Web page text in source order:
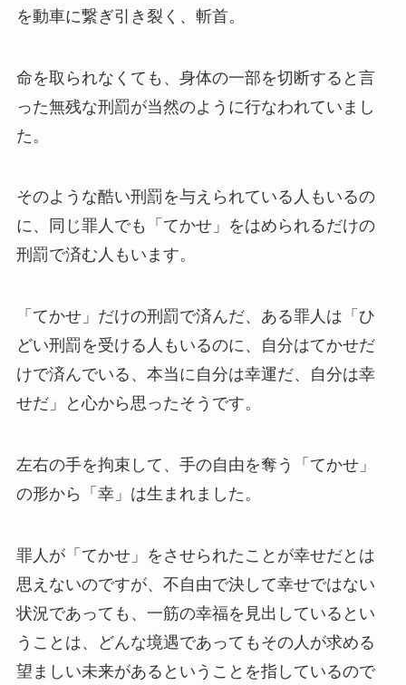
を動車に繋ぎ引き裂く、斬首。
命を取られなくても、身体の一部を切断すると言
った無残な刑罰が当然のように行なわれていまし
た。
そのような酷い刑罰を与えられている人もいるの
に、同じ罪人でも「てかせ」をはめられるだけの
刑罰で済む人もいます。
「てかせ」だけの刑罰で済んだ、ある罪人は「ひ
どい刑罰を受ける人もいるのに、自分はてかせだ
けで済んでいる、本当に自分は幸運だ、自分は幸
せだ」と心から思ったそうです。
左右の手を拘束して、手の自由を奪う「てかせ」
の形から「幸」は生まれました。
罪人が「てかせ」をさせられたことが幸せだとは
思えないのですが、不自由で決して幸せではない
状況であっても、一筋の幸福を見出しているとい
うことは、どんな境遇であってもその人が求める
望ましい未来があるということを指しているので